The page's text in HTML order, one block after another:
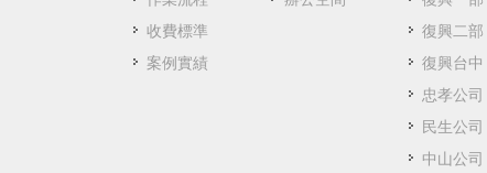
收費標準
案例實績
復興二部
復興台中
忠孝公司
民生公司
中山公司